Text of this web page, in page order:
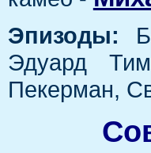
Эпизоды:
Эдуард
Пекерман,